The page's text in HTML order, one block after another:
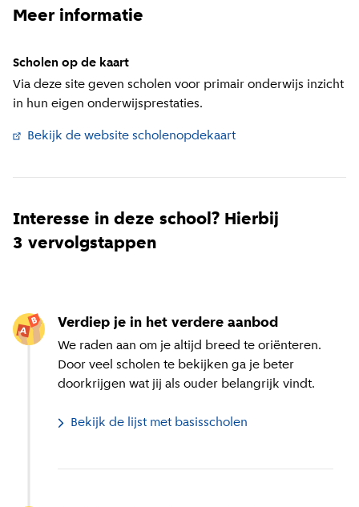
Meer informatie
Scholen op de kaart
Via deze site geven scholen voor primair onderwijs inzicht
in hun eigen onderwijsprestaties.
Bekijk de website scholenopdekaart
Interesse in deze school? Hierbij
3 vervolgstappen
Verdiep je in het verdere aanbod
We raden aan om je altijd breed te oriënteren.
Door veel scholen te bekijken ga je beter
doorkrijgen wat jij als ouder belangrijk vindt.
Bekijk de lijst met basisscholen